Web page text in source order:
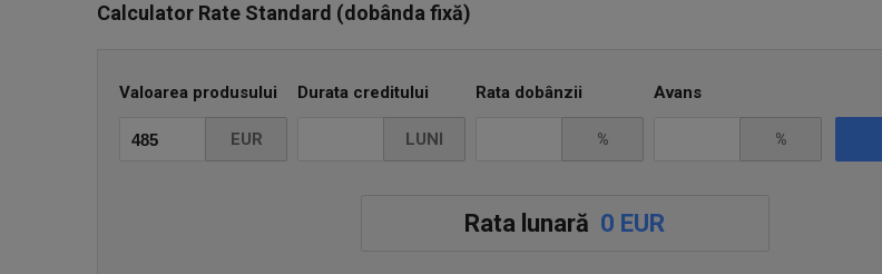
Calculator Rate Standard (dobânda fixă)
Valoarea produsului
EUR
Durata creditului
LUNI
Rata dobânzii
%
Avans
%
Rata lunară 0 EUR